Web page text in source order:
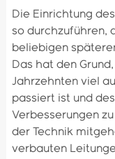
Die Einrichtung
so durchzuführen,
beliebigen
Das hat den
Jahrzehnten viel
passiert ist und
Verbesserungen
der Technik
verbauten